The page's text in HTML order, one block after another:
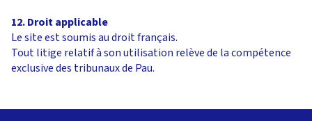
12. Droit applicable
Le site est soumis au droit français.
Tout litige relatif à son utilisation relève de la compétence
exclusive des tribunaux de Pau.